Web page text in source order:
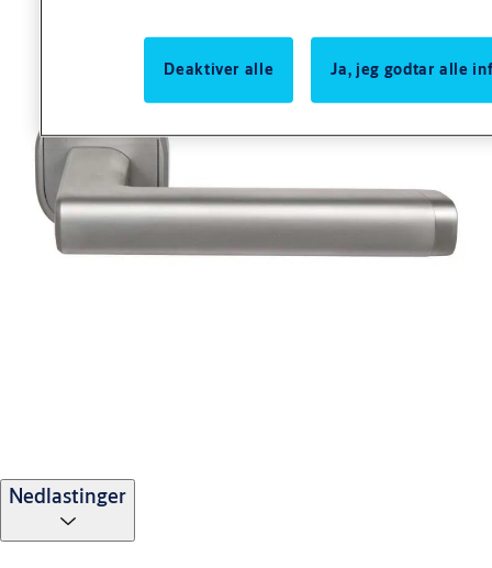
Nedlastinger
Deaktiver alle Ja, jeg godtar alle